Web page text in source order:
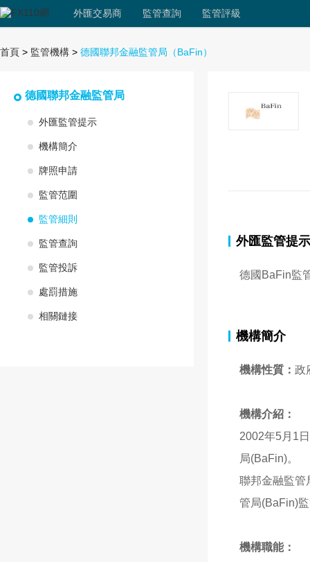
外匯交易商 監管查詢 監管評級
首頁 > 監管機構 > 德國聯邦金融監管局 （BaFin）
德國聯邦金融監管局
外匯監管提示
機構簡介
牌照申請
監管范圍
監管細則
監管查詢
監管投訴
處罰措施
相關鏈接
外匯監管提示
德國BaFin監
機構簡介
機構性質： 政
機構介紹：
2002年5月1
局(BaFin)。
聯邦金融監管
管局(BaFin)
機構職能：